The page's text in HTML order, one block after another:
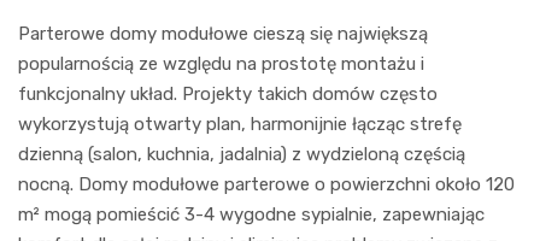
Parterowe domy modułowe cieszą się największą
popularnością ze względu na prostotę montażu i
funkcjonalny układ. Projekty takich domów często
wykorzystują otwarty plan, harmonijnie łącząc strefę
dzienną (salon, kuchnia, jadalnia) z wydzieloną częścią
nocną. Domy modułowe parterowe o powierzchni około 120
m² mogą pomieścić 3-4 wygodne sypialnie, zapewniając